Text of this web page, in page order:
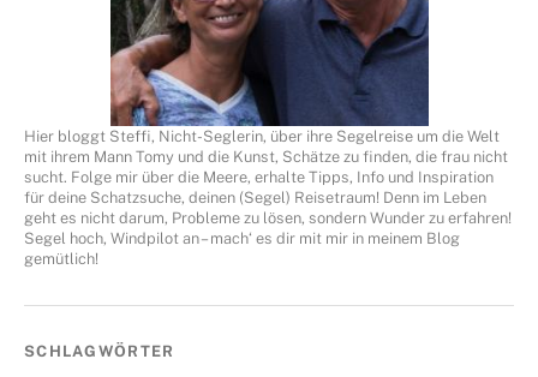
Hier bloggt Steffi, Nicht-Seglerin, über ihre Segelreise um die Welt
mit ihrem Mann Tomy und die Kunst, Schätze zu finden, die frau nicht
sucht. Folge mir über die Meere, erhalte Tipps, Info und Inspiration
für deine Schatzsuche, deinen (Segel) Reisetraum! Denn im Leben
geht es nicht darum, Probleme zu lösen, sondern Wunder zu erfahren!
Segel hoch, Windpilot an – mach‘ es dir mit mir in meinem Blog
gemütlich!
SCHLAGWÖRTER